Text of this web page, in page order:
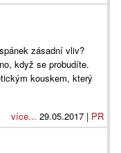
zásadní vliv?
když se probudíte.
kouskem, který
více... 29.05.2017 | PR